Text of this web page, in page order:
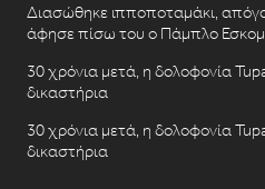
Διασώθηκε ιπποποταμάκι,
άφησε πίσω του ο Πάμπλο
30 χρόνια μετά, η δολοφονία
δικαστήρια
30 χρόνια μετά, η δολοφονία
δικαστήρια